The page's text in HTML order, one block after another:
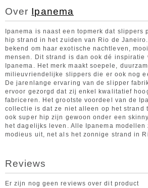
Over Ipanema
Ipanema is naast een topmerk dat slippers
hip strand in het zuiden van Rio de
bekend om haar exotische nachtleven,
mensen. Dit strand is dan ook dé inspiratie
Ipanema. Het merk maakt soepele,
milieuvriendelijke slippers die er ook nog
De jarenlange ervaring van de slipper
ervoor gezorgd dat zij enkel kwalitatief
fabriceren. Het grootste voordeel van de
collectie is dat ze niet alleen op het strand
ook super hip zijn gewoon onder een
het dagelijks leven. Alle Ipanema modellen
modieus uit, net als het zonnige strand in
Reviews
Er zijn nog geen reviews over dit product